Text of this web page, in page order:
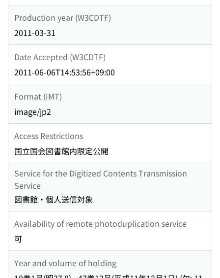
Production year (W3CDTF)
2011-03-31
Date Accepted (W3CDTF)
2011-06-06T14:53:56+09:00
Format (IMT)
image/jp2
Access Restrictions
国立国会図書館内限定公開
Service for the Digitized Contents Transmission
Service
図書館・個人送信対象
Availability of remote photoduplication service
可
Year and volume of holding